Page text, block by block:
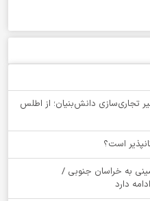
تجاری‌سازی دانش‌بنیان؛ از اطلس
است؟
حسینی به خراسان جنوبی /
دارد